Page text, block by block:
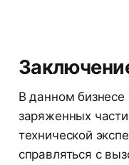
В данном бизнесе
заряженных
технической
справляться с